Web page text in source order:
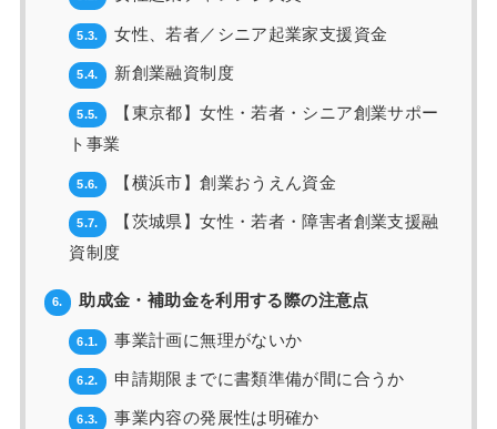
5.3. 女性、若者／シニア起業家支援資金
5.4. 新創業融資制度
5.5.
【東京都】女性・若者・シニア創業サポー
ト事業
5.6. 【横浜市】創業おうえん資金
5.7.
【茨城県】女性・若者・障害者創業支援融
資制度
6. 助成金・補助金を利用する際の注意点
6.1. 事業計画に無理がないか
6.2. 申請期限までに書類準備が間に合うか
6.3. 事業内容の発展性は明確か